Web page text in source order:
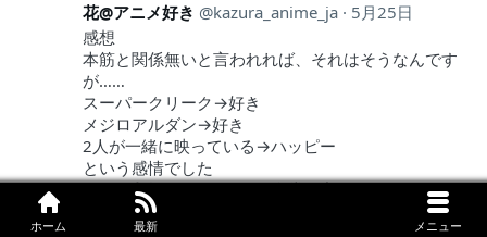
ホーム 最新 メニュー
花@アニメ好き kazura_anime_ja
5月25日
感想
本筋と関係無いと言われれば、それはそうなんです
が……
スーパークリーク→好き
メジロアルダン→好き
2人が一緒に映っている→ハッピー
という感情でした
今回1番強そうだったのは食堂の主任